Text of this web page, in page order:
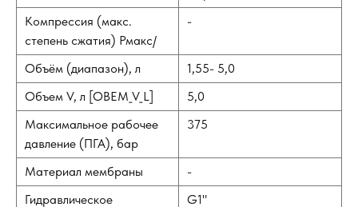
Компрессия (макс.
степень сжатия) Рмакс/
-
Объём (диапазон), л
1,55- 5,0
Объем V, л [OBEM_V_L]
5,0
Максимальное рабочее
давление (ПГА), бар
375
Материал мембраны
-
Гидравлическое
G1"